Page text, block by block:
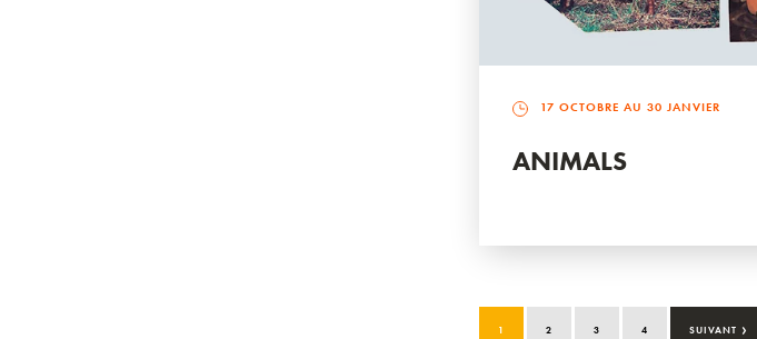
17 OCTOBRE AU 30 JANVIER
ANIMALS
1 2 3 4 SUIVANT ›